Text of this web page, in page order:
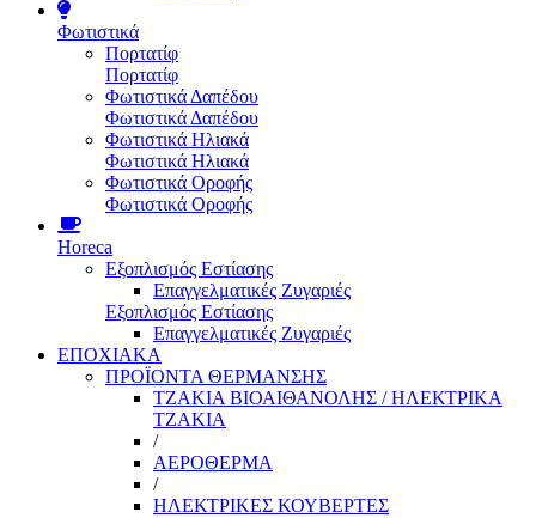
Φωτιστικά
Πορτατίφ
Πορτατίφ
Φωτιστικά Δαπέδου
Φωτιστικά Δαπέδου
Φωτιστικά Ηλιακά
Φωτιστικά Ηλιακά
Φωτιστικά Οροφής
Φωτιστικά Οροφής
Horeca
Εξοπλισμός Εστίασης
Επαγγελματικές Ζυγαριές
Εξοπλισμός Εστίασης
Επαγγελματικές Ζυγαριές
ΕΠΟΧΙΑΚΑ
ΠΡΟΪΟΝΤΑ ΘΕΡΜΑΝΣΗΣ
ΤΖΑΚΙΑ ΒΙΟΑΙΘΑΝΟΛΗΣ / ΗΛΕΚΤΡΙΚΑ
ΤΖΑΚΙΑ
/
ΑΕΡΟΘΕΡΜΑ
/
ΗΛΕΚΤΡΙΚΕΣ ΚΟΥΒΕΡΤΕΣ